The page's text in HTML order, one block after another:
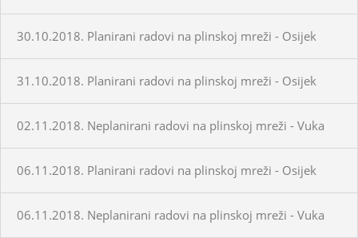
30.10.2018. Planirani radovi na plinskoj mreži - Osijek
31.10.2018. Planirani radovi na plinskoj mreži - Osijek
02.11.2018. Neplanirani radovi na plinskoj mreži - Vuka
06.11.2018. Planirani radovi na plinskoj mreži - Osijek
06.11.2018. Neplanirani radovi na plinskoj mreži - Vuka